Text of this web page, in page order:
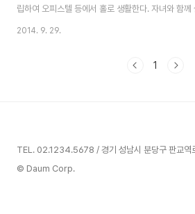
립하여 오피스텔 등에서 홀로 생활한다. 자녀와 함께
녀가 결혼 전에 독립하여 나가니 자연스럽게 2인 가
가된다. 자연스럽게 이들 역시 2인 가구가 된다. 그렇
2014. 9. 29.
1
TEL. 02.1234.5678 / 경기 성남시 분당구 판교역
© Daum Corp.